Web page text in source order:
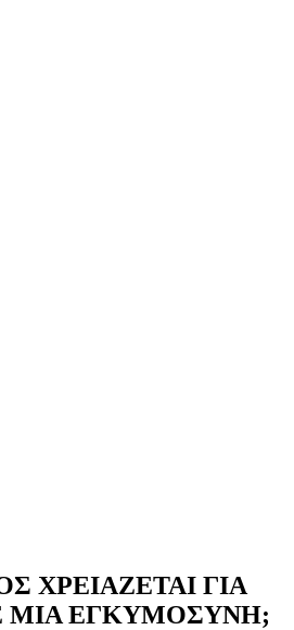
ΧΡΕΙΑΖΕΤΑΙ ΓΙΑ
ΜΙΑ ΕΓΚΥΜΟΣΥΝΗ;